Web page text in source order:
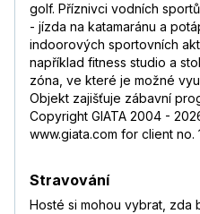
golf. Příznivci vodních
- jízda na katamaránu a
indoorových sportovních
například fitness studio a
zóna, ve které je možné
Objekt zajišťuje zábavní
Copyright GIATA 2004 -
www.giata.com for client no.
Stravování
Hosté si mohou vybrat, zda